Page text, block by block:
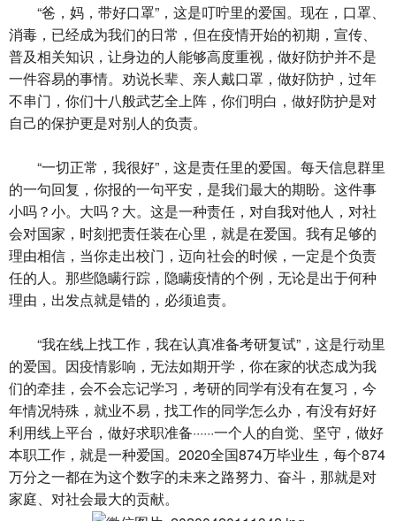
“爸，妈，带好口罩”，这是叮咛里的爱国。现在，口罩、
消毒，已经成为我们的日常，但在疫情开始的初期，宣传、
普及相关知识，让身边的人能够高度重视，做好防护并不是
一件容易的事情。劝说长辈、亲人戴口罩，做好防护，过年
不串门，你们十八般武艺全上阵，你们明白，做好防护是对
自己的保护更是对别人的负责。
“一切正常，我很好”，这是责任里的爱国。每天信息群里
的一句回复，你报的一句平安，是我们最大的期盼。这件事
小吗？小。大吗？大。这是一种责任，对自我对他人，对社
会对国家，时刻把责任装在心里，就是在爱国。我有足够的
理由相信，当你走出校门，迈向社会的时候，一定是个负责
任的人。那些隐瞒行踪，隐瞒疫情的个例，无论是出于何种
理由，出发点就是错的，必须追责。
“我在线上找工作，我在认真准备考研复试”，这是行动里
的爱国。因疫情影响，无法如期开学，你在家的状态成为我
们的牵挂，会不会忘记学习，考研的同学有没有在复习，今
年情况特殊，就业不易，找工作的同学怎么办，有没有好好
利用线上平台，做好求职准备······一个人的自觉、坚守，做好
本职工作，就是一种爱国。2020全国874万毕业生，每个874
万分之一都在为这个数字的未来之路努力、奋斗，那就是对
家庭、对社会最大的贡献。